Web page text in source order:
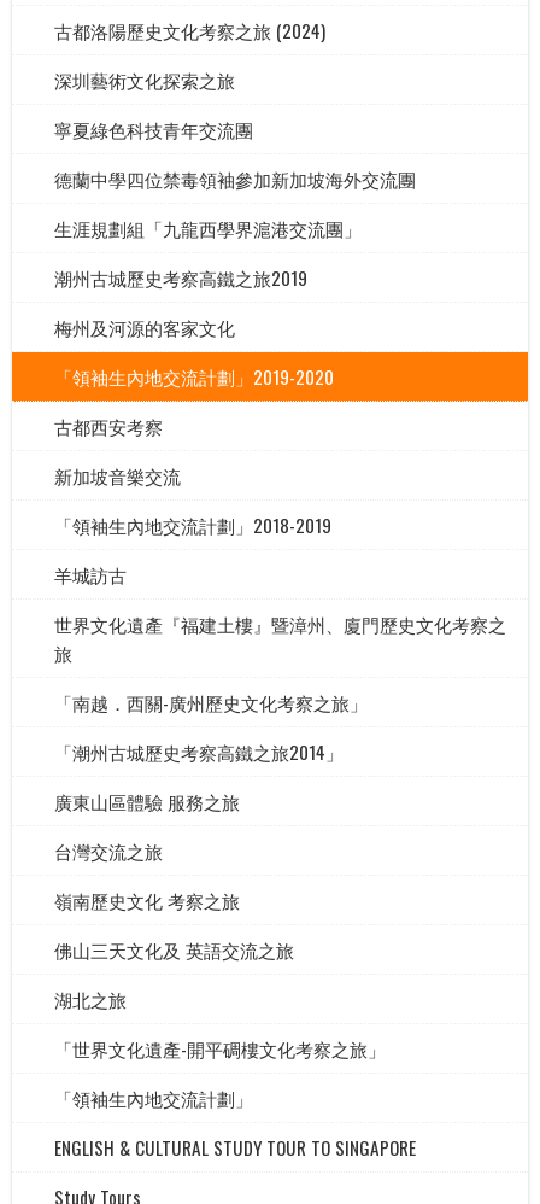
古都洛陽歷史文化考察之旅 (2024)
深圳藝術文化探索之旅
寧夏綠色科技青年交流團
德蘭中學四位禁毒領袖參加新加坡海外交流團
生涯規劃組「九龍西學界滬港交流團」
潮州古城歷史考察高鐵之旅2019
梅州及河源的客家文化
「領袖生內地交流計劃」2019-2020
古都西安考察
新加坡音樂交流
「領袖生內地交流計劃」2018-2019
羊城訪古
世界文化遺產『福建土樓』暨漳州、廈門歷史文化考察之
旅
「南越．西關-廣州歷史文化考察之旅」
「潮州古城歷史考察高鐵之旅2014」
廣東山區體驗 服務之旅
台灣交流之旅
嶺南歷史文化 考察之旅
佛山三天文化及 英語交流之旅
湖北之旅
「世界文化遺產-開平碉樓文化考察之旅」
「領袖生內地交流計劃」
ENGLISH & CULTURAL STUDY TOUR TO SINGAPORE
Study Tours